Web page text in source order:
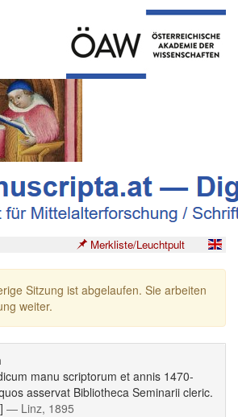
Merkliste/Leuchtpult
Sitzung ist abgelaufen. Sie arbeiten
weiter.
manu scriptorum et annis 1470-
asservat Bibliotheca Seminarii cleric.
— Linz, 1895